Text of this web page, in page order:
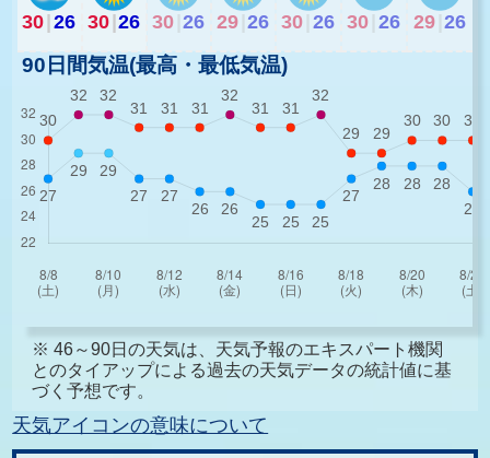
30 26 30 26 30 26 29 26 30 26 30 26 29 26
90日間気温(最高・最低気温)
※ 46～90日の天気は、天気予報のエキスパート機関
とのタイアップによる過去の天気データの統計値に基
づく予想です。
天気アイコンの意味について